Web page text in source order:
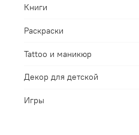
Книги
Раскраски
Tattoo и маникюр
Декор для детской
Игры